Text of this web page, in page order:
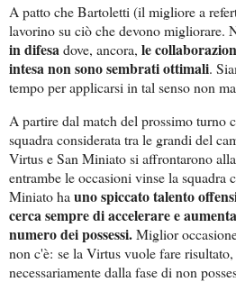
A patto che Bartoletti (il migliore a
lavorino su ciò che devono migliorare.
in difesadove, ancora, le
intesa non sono sembrati ottimali.
tempo per applicarsi in tal senso non
A partire dal match del prossimo turno
squadra considerata tra le grandi del
Virtus e San Miniato si affrontarono
entrambe le occasioni vinse la squadra
Miniato ha uno spiccato talento
cerca sempre di accelerare e
numero dei possessi.Miglior
non c'è: se la Virtus vuole fare risultato,
necessariamente dalla fase di non